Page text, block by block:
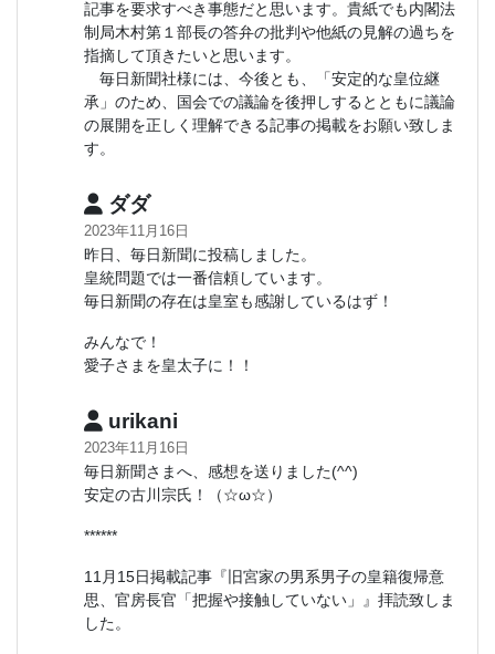
記事を要求すべき事態だと思います。貴紙でも内閣法
制局木村第１部長の答弁の批判や他紙の見解の過ちを
指摘して頂きたいと思います。
毎日新聞社様には、今後とも、「安定的な皇位継
承」のため、国会での議論を後押しするとともに議論
の展開を正しく理解できる記事の掲載をお願い致しま
す。
ダダ
2023年11月16日
昨日、毎日新聞に投稿しました。
皇統問題では一番信頼しています。
毎日新聞の存在は皇室も感謝しているはず！
みんなで！
愛子さまを皇太子に！！
urikani
2023年11月16日
毎日新聞さまへ、感想を送りました(^^)
安定の古川宗氏！（☆ω☆）
******
11月15日掲載記事『旧宮家の男系男子の皇籍復帰意
思、官房長官「把握や接触していない」』拝読致しま
した。